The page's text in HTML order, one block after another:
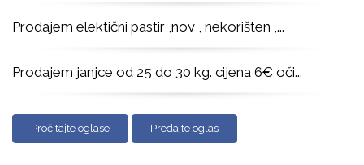
Prodajem elektični pastir ,nov , nekorišten ,...
Prodajem janjce od 25 do 30 kg. cijena 6€ oči...
Pročitajte oglase Predajte oglas